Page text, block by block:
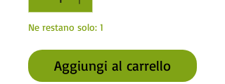
Ne restano solo: 1
Aggiungi al carrello